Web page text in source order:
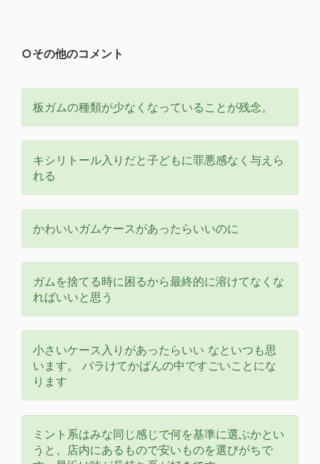
○その他のコメント
板ガムの種類が少なくなっていることが残念。
キシリトール入りだと子どもに罪悪感なく与えら
れる
かわいいガムケースがあったらいいのに
ガムを捨てる時に困るから最終的に溶けてなくな
ればいいと思う
小さいケース入りがあったらいい なといつも思
います。 バラけてかばんの中ですごいことにな
ります
ミント系はみな同じ感じで何を基準に選ぶかとい
うと、店内にあるもので安いものを選びがちで